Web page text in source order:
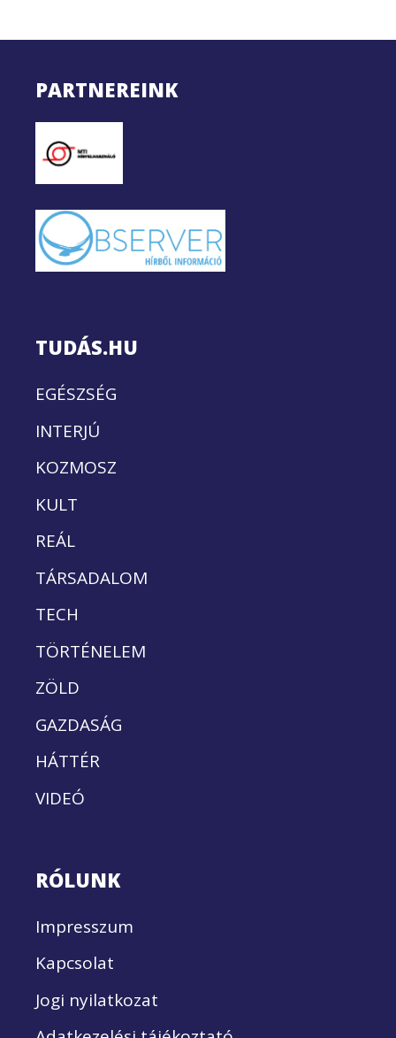
PARTNEREINK
TUDÁS.HU
EGÉSZSÉG
INTERJÚ
KOZMOSZ
KULT
REÁL
TÁRSADALOM
TECH
TÖRTÉNELEM
ZÖLD
GAZDASÁG
HÁTTÉR
VIDEÓ
RÓLUNK
Impresszum
Kapcsolat
Jogi nyilatkozat